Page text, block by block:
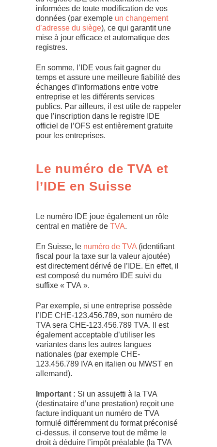
informées de toute modification de vos
données (par exemple un changement
d’adresse du siège), ce qui garantit une
mise à jour efficace et automatique des
registres.
En somme, l’IDE vous fait gagner du
temps et assure une meilleure fiabilité des
échanges d’informations entre votre
entreprise et les différents services
publics. Par ailleurs, il est utile de rappeler
que l’inscription dans le registre IDE
officiel de l’OFS est entièrement gratuite
pour les entreprises.
Le numéro de TVA et
l’IDE en Suisse
Le numéro IDE joue également un rôle
central en matière de TVA.
En Suisse, le numéro de TVA (identifiant
fiscal pour la taxe sur la valeur ajoutée)
est directement dérivé de l’IDE. En effet, il
est composé du numéro IDE suivi du
suffixe « TVA ».
Par exemple, si une entreprise possède
l’IDE CHE-123.456.789, son numéro de
TVA sera CHE-123.456.789 TVA. Il est
également acceptable d’utiliser les
variantes dans les autres langues
nationales (par exemple CHE-
123.456.789 IVA en italien ou MWST en
allemand).
Important : Si un assujetti à la TVA
(destinataire d’une prestation) reçoit une
facture indiquant un numéro de TVA
formulé différemment du format préconisé
ci-dessus, il conserve tout de même le
droit à déduire l’impôt préalable (la TVA